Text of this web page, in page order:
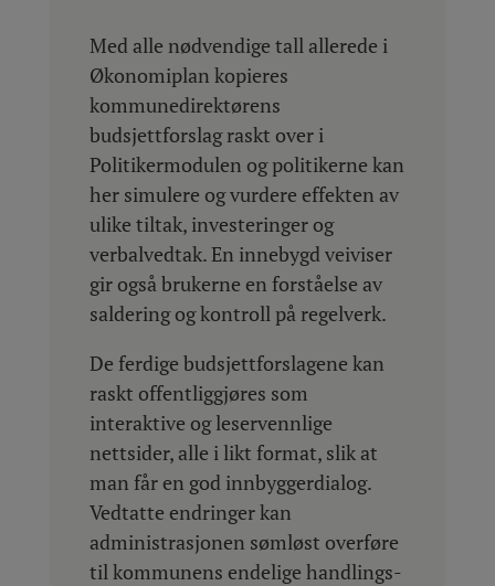
Med alle nødvendige tall allerede i
Økonomiplan kopieres
kommunedirektørens
budsjettforslag raskt over i
Politikermodulen og politikerne kan
her simulere og vurdere effekten av
ulike tiltak, investeringer og
verbalvedtak. En innebygd veiviser
gir også brukerne en forståelse av
saldering og kontroll på regelverk.
De ferdige budsjettforslagene kan
raskt offentliggjøres som
interaktive og leservennlige
nettsider, alle i likt format, slik at
man får en god innbyggerdialog.
Vedtatte endringer kan
administrasjonen sømløst overføre
til kommunens endelige handlings-